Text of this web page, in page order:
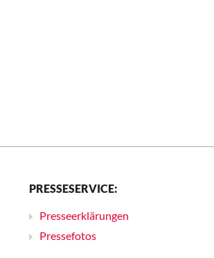
PRESSESERVICE:
Presseerklärungen
Pressefotos